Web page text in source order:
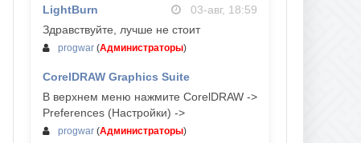
LightBurn
03-авг, 18:59
Здравствуйте, лучше не стоит
progwar (Администраторы)
CorelDRAW Graphics Suite
03-авг, 18:58
В верхнем меню нажмите CorelDRAW ->
Preferences (Настройки) ->
progwar (Администраторы)